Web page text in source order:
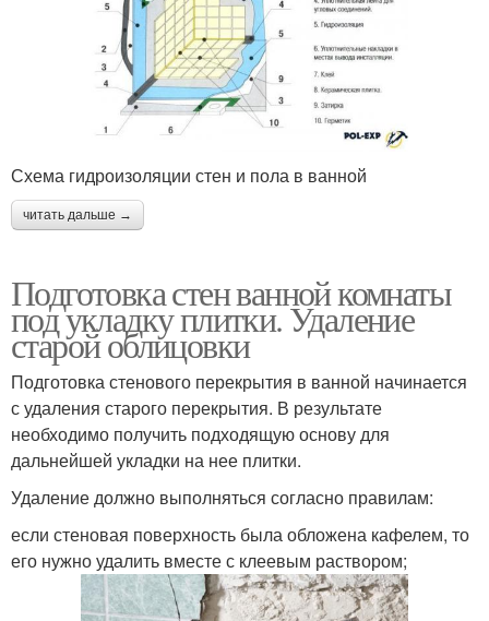
Схема гидроизоляции стен и пола в ванной
читать дальше →
Подготовка стен ванной комнаты
под укладку плитки. Удаление
старой облицовки
Подготовка стенового перекрытия в ванной начинается
с удаления старого перекрытия. В результате
необходимо получить подходящую основу для
дальнейшей укладки на нее плитки.
Удаление должно выполняться согласно правилам:
если стеновая поверхность была обложена кафелем, то
его нужно удалить вместе с клеевым раствором;